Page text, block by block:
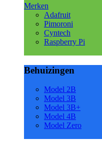
Merken
Adafruit
Pimoroni
Cyntech
Raspberry Pi
Behuizingen
Model 2B
Model 3B
Model 3B+
Model 4B
Model Zero